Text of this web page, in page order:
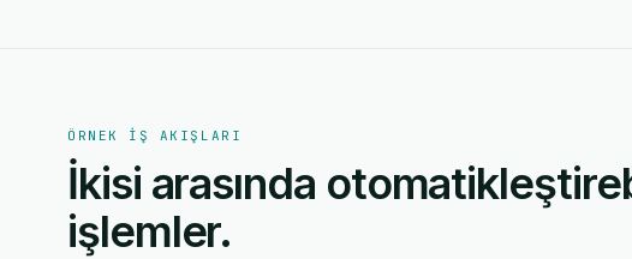
ÖRNEK IŞ AKIŞLARI
İkisi arasında
işlemler.